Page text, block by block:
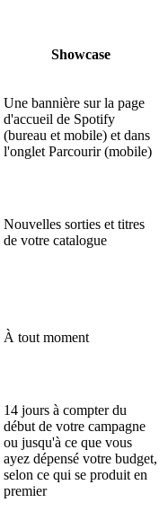
Showcase
Une bannière sur la page
d'accueil de Spotify
(bureau et mobile) et dans
l'onglet Parcourir (mobile)
Nouvelles sorties et titres
de votre catalogue
À tout moment
14 jours à compter du
début de votre campagne
ou jusqu'à ce que vous
ayez dépensé votre budget,
selon ce qui se produit en
premier